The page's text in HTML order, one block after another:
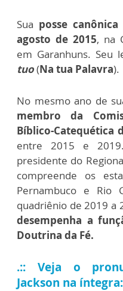
Sua posse
agosto de 2015, na
em Garanhuns. Seu
tuo(Na tua Palavra).
No mesmo ano de
membro da
Bíblico-Catequética
entre 2015 e
presidente do
compreende os
Pernambuco e Rio
quadriênio de 2019 a
desempenha a
Doutrina da Fé.
.:: Veja o
Jackson na íntegra: